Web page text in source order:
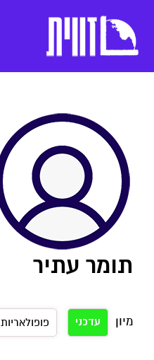
תומר עתיר
מיון עדכני פופולאריות